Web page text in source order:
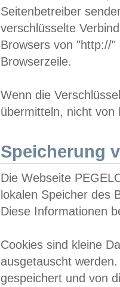
Seitenbetreiber
verschlüsselte
Browsers von "http://
Browserzeile.
Wenn die
übermitteln, nicht von
Speicherung
Die Webseite
lokalen Speicher des
Diese Informationen
Cookies sind kleine
ausgetauscht
gespeichert und von